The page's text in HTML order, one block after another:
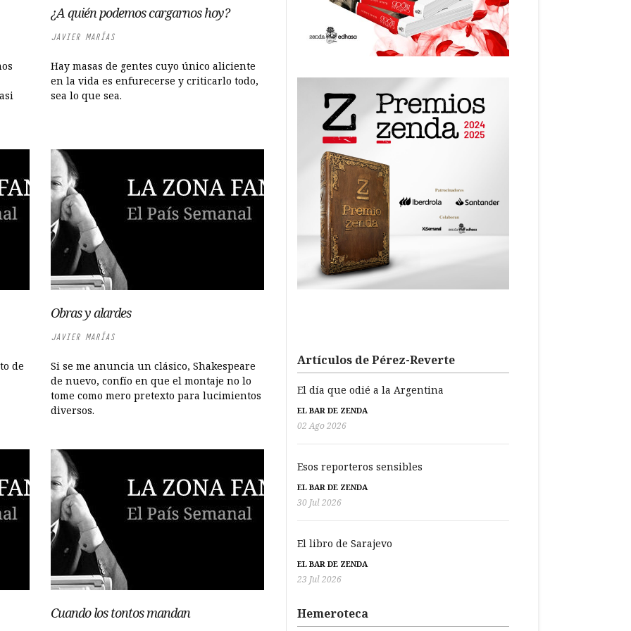
¿A quién podemos cargarnos hoy?
JAVIER MARÍAS
Hay masas de gentes cuyo único aliciente
en la vida es enfurecerse y criticarlo todo,
sea lo que sea.
de
Obras y alardes
JAVIER MARÍAS
Si se me anuncia un clásico, Shakespeare
de nuevo, confío en que el montaje no lo
tome como mero pretexto para lucimientos
diversos.
Cuando los tontos mandan
Artículos de Pérez-Reverte
El día que odié a la Argentina
EL BAR DE ZENDA
02 Ago 2026
Esos reporteros sensibles
EL BAR DE ZENDA
30 Jul 2026
El libro de Sarajevo
EL BAR DE ZENDA
23 Jul 2026
Hemeroteca